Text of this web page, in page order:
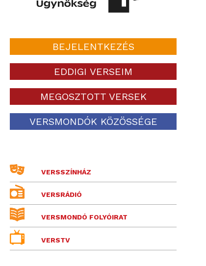
BEJELENTKEZÉS
EDDIGI VERSEIM
MEGOSZTOTT VERSEK
VERSMONDÓK KÖZÖSSÉGE
VERSSZÍNHÁZ
VERSRÁDIÓ
VERSMONDÓ FOLYÓIRAT
VERSTV